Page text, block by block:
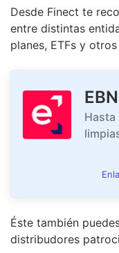
Desde Finect te
entre distintas
planes, ETFs y
Hasta
Éste también
distribudores